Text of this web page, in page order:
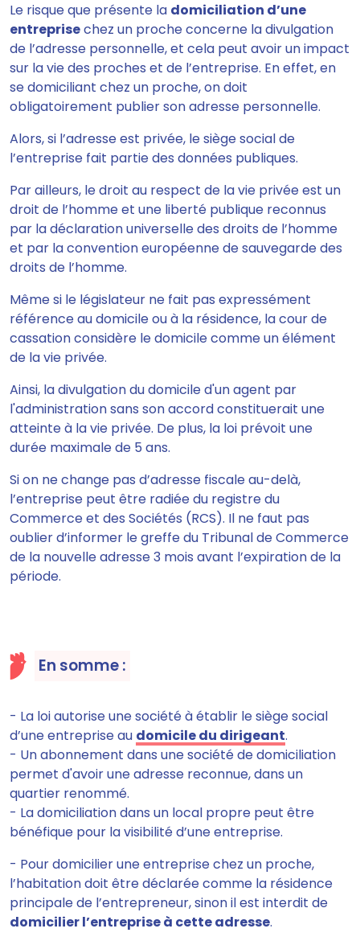
Le risque que présente la domiciliation d’une
entreprisechez un proche concerne ladivulgation
de l’adresse personnelle, et cela peut avoir un impact
sur la vie des proches et de l’entreprise. En effet, en
se domiciliant chez un proche, ondoit
obligatoirement publier son adresse personnelle.
Alors, si l’adresse est privée, le siège social de
l’entreprise fait partie des données publiques.
Par ailleurs, le droit au respect de la vie privée est un
droit de l’homme et une liberté publique reconnus
par la déclaration universelle des droits de l’homme
et par la convention européenne de sauvegarde des
droits de l’homme.
Même si le législateur ne fait pas expressément
référence au domicile ou à la résidence, la cour de
cassation considère le domicile comme un élément
de la vie privée.
Ainsi, la divulgation du domicile d'un agent par
l'administration sans son accord constituerait une
atteinte à la vie privée. De plus, la loi prévoit une
durée maximale de 5 ans.
Si on ne change pas d’adresse fiscale au-delà,
l’entreprise peut être radiée du registre du
Commerce et des Sociétés (RCS). Il ne faut pas
oublier d’informer le greffe du Tribunal de Commerce
de la nouvelle adresse 3 mois avant l’expiration de la
période.
En somme :
- La loi autorise une société à établir le siège social
d’une entreprise au domicile du dirigeant.
- Un abonnement dans une société de domiciliation
permet d'avoir une adresse reconnue, dans un
quartier renommé.
- La domiciliation dans un local propre peut être
bénéfique pour la visibilité d’une entreprise.
- Pour domicilier une entreprise chez un proche,
l’habitation doit être déclarée comme la résidence
principale de l’entrepreneur, sinon il est interdit de
domicilier l’entreprise à cette adresse.